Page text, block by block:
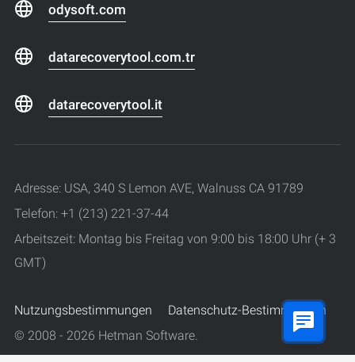
odysoft.com
datarecoverytool.com.tr
datarecoverytool.it
Adresse: USA, 340 S Lemon AVE, Walnuss CA 91789
Telefon: +1 (213) 221-37-44
Arbeitszeit: Montag bis Freitag von 9:00 bis 18:00 Uhr (+ 3
GMT)
Nutzungsbestimmungen
Datenschutz-Bestimmungen
© 2008 - 2026 Hetman Software.